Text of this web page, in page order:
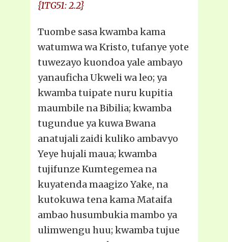
{1TG51: 2.2}
Tuombe sasa kwamba kama
watumwa wa Kristo, tufanye yote
tuwezayo kuondoa yale ambayo
yanauficha Ukweli wa leo; ya
kwamba tuipate nuru kupitia
maumbile na Bibilia; kwamba
tugundue ya kuwa Bwana
anatujali zaidi kuliko ambavyo
Yeye hujali maua; kwamba
tujifunze Kumtegemea na
kuyatenda maagizo Yake, na
kutokuwa tena kama Mataifa
ambao husumbukia mambo ya
ulimwengu huu; kwamba tujue